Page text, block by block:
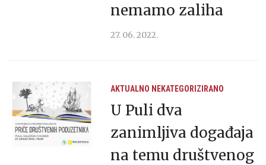
nemamo zaliha
27. 06. 2022.
AKTUALNO NEKATEGORIZIRANO
U Puli dva
zanimljiva događaja
na temu društvenog